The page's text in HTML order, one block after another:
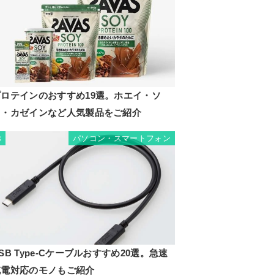
テインのおすすめ19選。ホエイ・ソ
カゼインなど人気製品をご紹介
パソコン・スマートフォン
Type-Cケーブルおすすめ20選。急速
対応のモノもご紹介